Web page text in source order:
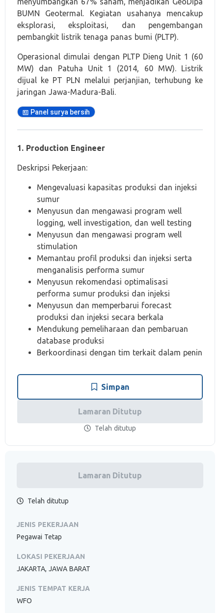
BUMN Geotermal. Kegiatan usahanya mencakup
eksplorasi, eksploitasi, dan pengembangan
pembangkit listrik tenaga panas bumi (PLTP).
Operasional dimulai dengan PLTP Dieng Unit 1 (60
MW) dan Patuha Unit 1 (2014, 60 MW). Listrik
dijual ke PT PLN melalui perjanjian, terhubung ke
jaringan Jawa-Madura-Bali.
Panel surya bersih
1. Production Engineer
Deskripsi Pekerjaan:
Mengevaluasi kapasitas produksi dan injeksi
sumur
Menyusun dan mengawasi program well
logging, well investigation, dan well testing
Menyusun dan mengawasi program well
stimulation
Memantau profil produksi dan injeksi serta
menganalisis performa sumur
Menyusun rekomendasi optimalisasi
performa sumur produksi dan injeksi
Menyusun dan memperbarui forecast
produksi dan injeksi secara berkala
Mendukung pemeliharaan dan pembaruan
database produksi
Berkoordinasi dengan tim terkait dalam penin
Simpan
Lamaran Ditutup
Telah ditutup
Lamaran Ditutup
Telah ditutup
JENIS PEKERJAAN
Pegawai Tetap
LOKASI PEKERJAAN
JAKARTA, JAWA BARAT
JENIS TEMPAT KERJA
WFO